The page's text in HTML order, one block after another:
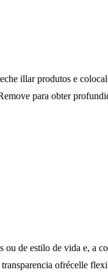
illar produtos e
para obter
de estilo de vida e,
ofrécelle